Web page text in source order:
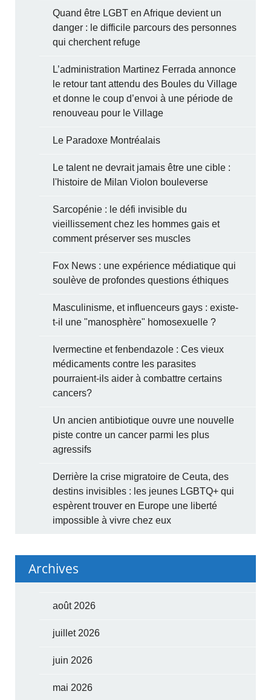
Quand être LGBT en Afrique devient un
danger : le difficile parcours des personnes
qui cherchent refuge
L’administration Martinez Ferrada annonce
le retour tant attendu des Boules du Village
et donne le coup d’envoi à une période de
renouveau pour le Village
Le Paradoxe Montréalais
Le talent ne devrait jamais être une cible :
l'histoire de Milan Violon bouleverse
Sarcopénie : le défi invisible du
vieillissement chez les hommes gais et
comment préserver ses muscles
Fox News : une expérience médiatique qui
soulève de profondes questions éthiques
Masculinisme, et influenceurs gays : existe-
t-il une "manosphère" homosexuelle ?
Ivermectine et fenbendazole : Ces vieux
médicaments contre les parasites
pourraient-ils aider à combattre certains
cancers?
Un ancien antibiotique ouvre une nouvelle
piste contre un cancer parmi les plus
agressifs
Derrière la crise migratoire de Ceuta, des
destins invisibles : les jeunes LGBTQ+ qui
espèrent trouver en Europe une liberté
impossible à vivre chez eux
Archives
août 2026
juillet 2026
juin 2026
mai 2026